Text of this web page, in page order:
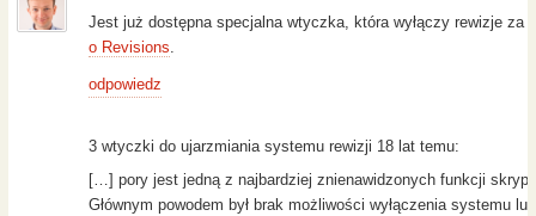
Jest już dostępna specjalna wtyczka, która wyłączy rewizje za
o Revisions.
odpowiedz
3 wtyczki do ujarzmiania systemu rewizji 18 lat temu:
[…] pory jest jedną z najbardziej znienawidzonych funkcji
Głównym powodem był brak możliwości wyłączenia systemu lub